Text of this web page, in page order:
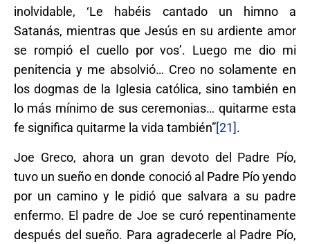
inolvidable, ‘Le habéis cantado un himno a
Satanás, mientras que Jesús en su ardiente amor
se rompió el cuello por vos’. Luego me dio mi
penitencia y me absolvió… Creo no solamente en
los dogmas de la Iglesia católica, sino también en
lo más mínimo de sus ceremonias… quitarme esta
fe significa quitarme la vida también”[21].
Joe Greco, ahora un gran devoto del Padre Pío,
tuvo un sueño en donde conoció al Padre Pío yendo
por un camino y le pidió que salvara a su padre
enfermo. El padre de Joe se curó repentinamente
después del sueño. Para agradecerle al Padre Pío,